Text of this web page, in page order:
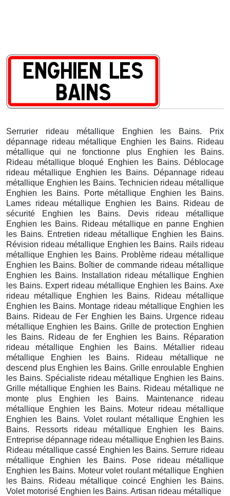
Serrurier rideau métallique Enghien les Bains. Prix
dépannage rideau métallique Enghien les Bains. Rideau
métallique qui ne fonctionne plus Enghien les Bains.
Rideau métallique bloqué Enghien les Bains. Déblocage
rideau métallique Enghien les Bains. Dépannage rideau
métallique Enghien les Bains. Technicien rideau métallique
Enghien les Bains. Porte métallique Enghien les Bains.
Lames rideau métallique Enghien les Bains. Rideau de
sécurité Enghien les Bains. Devis rideau métallique
Enghien les Bains. Rideau métallique en panne Enghien
les Bains. Entretien rideau métallique Enghien les Bains.
Révision rideau métallique Enghien les Bains. Rails rideau
métallique Enghien les Bains. Problème rideau métallique
Enghien les Bains. Boîtier de commande rideau métallique
Enghien les Bains. Installation rideau métallique Enghien
les Bains. Expert rideau métallique Enghien les Bains. Axe
rideau métallique Enghien les Bains. Rideau métallique
Enghien les Bains. Montage rideau métallique Enghien les
Bains. Rideau de Fer Enghien les Bains. Urgence rideau
métallique Enghien les Bains. Grille de protection Enghien
les Bains. Rideau de fer Enghien les Bains. Réparation
rideau métallique Enghien les Bains. Métallier rideau
métallique Enghien les Bains. Rideau métallique ne
descend plus Enghien les Bains. Grille enroulable Enghien
les Bains. Spécialiste rideau métallique Enghien les Bains.
Grille métallique Enghien les Bains. Rideau métallique ne
monte plus Enghien les Bains. Maintenance rideau
métallique Enghien les Bains. Moteur rideau métallique
Enghien les Bains. Volet roulant métallique Enghien les
Bains. Ressorts rideau métallique Enghien les Bains.
Entreprise dépannage rideau métallique Enghien les Bains.
Rideau métallique cassé Enghien les Bains. Serrure rideau
métallique Enghien les Bains. Pose rideau métallique
Enghien les Bains. Moteur volet roulant métallique Enghien
les Bains. Rideau métallique coincé Enghien les Bains.
Volet motorisé Enghien les Bains. Artisan rideau métallique